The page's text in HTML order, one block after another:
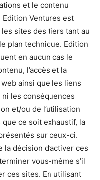
et le contenu
Edition Ventures est
sites des tiers tant au
plan technique. Edition
en aucun cas le
l’accès et la
ainsi que les liens
les conséquences
et/ou de l’utilisation
ce soit exhaustif, la
sur ceux-ci.
décision d’activer ces
vous-même s’il
ces sites. En utilisant